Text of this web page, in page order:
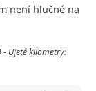
není hlučné na
- Ujeté kilometry: